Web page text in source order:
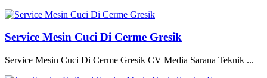
Service Mesin Cuci Di Cerme Gresik
Service Mesin Cuci Di Cerme Gresik CV Media Sarana Teknik ...